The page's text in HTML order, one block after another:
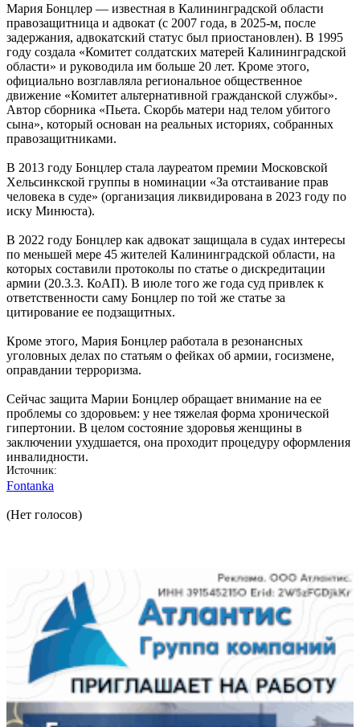
Мария Бонцлер — известная в Калининградской области
правозащитница и адвокат (с 2007 года, в 2025-м, после
задержания, адвокатский статус был приостановлен). В 1995
году создала «Комитет солдатских матерей Калининградской
области» и руководила им больше 20 лет. Кроме этого,
официально возглавляла региональное общественное
движение «Комитет альтернативной гражданской службы».
Автор сборника «Пьета. Скорбь матери над телом убитого
сына», который основан на реальных историях, собранных
правозащитниками.
В 2013 году Бонцлер стала лауреатом премии Московской
Хельсинкской группы в номинации «За отстаивание прав
человека в суде» (организация ликвидирована в 2023 году по
иску Минюста).
В 2022 году Бонцлер как адвокат защищала в судах интересы
по меньшей мере 45 жителей Калининградской области, на
которых составили протоколы по статье о дискредитации
армии (20.3.3. КоАП). В июле того же года суд привлек к
ответственности саму Бонцлер по той же статье за
цитирование ее подзащитных.
Кроме этого, Мария Бонцлер работала в резонансных
уголовных делах по статьям о фейках об армии, госизмене,
оправдании терроризма.
Сейчас защита Марии Бонцлер обращает внимание на ее
проблемы со здоровьем: у нее тяжелая форма хронической
гипертонии. В целом состояние здоровья женщины в
заключении ухудшается, она проходит процедуру оформления
инвалидности.
Источник
Fontanka
(Нет голосов)